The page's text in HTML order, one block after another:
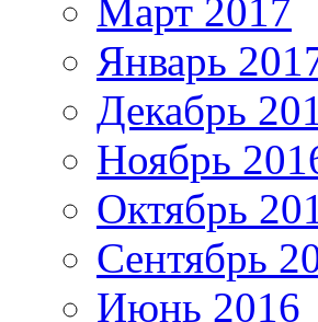
Март 2017
Январь
Декабрь
Ноябрь
Октябрь
Сентябрь
Июнь 2016